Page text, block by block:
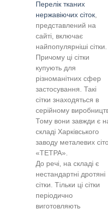
Перелік тканих
нержавіючих сіток,
представлений на
сайті, включає
найпопулярніші сітки.
Причому ці сітки
купують для
різноманітних сфер
застосування. Такі
сітки знаходяться в
серійному
Тому вони завжди є
складі Харківського
заводу металевих
«ТЕТРА».
До речі, на складі є
нестандартні дротяні
сітки. Тільки ці сітки
періодично
виготовляють